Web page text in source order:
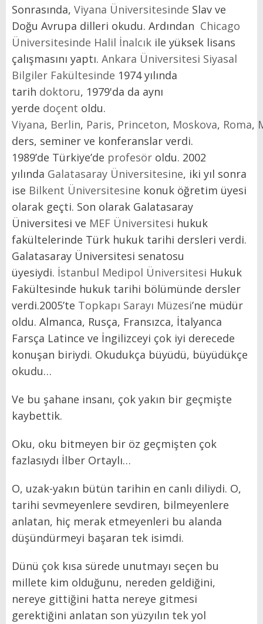
Sonrasında, Viyana Üniversitesinde Slav ve
Doğu Avrupa dilleri okudu. Ardından Chicago
Üniversitesinde Halil İnalcık ile yüksek lisans
çalışmasını yaptı. Ankara Üniversitesi Siyasal
Bilgiler Fakültesinde 1974 yılında
tarih doktoru, 1979'da da aynı
yerde doçent oldu.
Viyana, Berlin, Paris, Princeton, Moskova, Roma,
ders, seminer ve konferanslar verdi.
1989’de Türkiye’de profesör oldu. 2002
yılında Galatasaray Üniversitesine, iki yıl sonra
ise Bilkent Üniversitesine konuk öğretim üyesi
olarak geçti. Son olarak Galatasaray
Üniversitesi ve MEF Üniversitesi hukuk
fakültelerinde Türk hukuk tarihi dersleri verdi.
Galatasaray Üniversitesi senatosu
üyesiydi. İstanbul Medipol Üniversitesi Hukuk
Fakültesinde hukuk tarihi bölümünde dersler
verdi.2005’te Topkapı Sarayı Müzesi’ne müdür
oldu. Almanca, Rusça, Fransızca, İtalyanca
Farsça Latince ve İngilizceyi çok iyi derecede
konuşan biriydi. Okudukça büyüdü, büyüdükçe
okudu…
Ve bu şahane insanı, çok yakın bir geçmişte
kaybettik.
Oku, oku bitmeyen bir öz geçmişten çok
fazlasıydı İlber Ortaylı…
O, uzak-yakın bütün tarihin en canlı diliydi. O,
tarihi sevmeyenlere sevdiren, bilmeyenlere
anlatan, hiç merak etmeyenleri bu alanda
düşündürmeyi başaran tek isimdi.
Dünü çok kısa sürede unutmayı seçen bu
millete kim olduğunu, nereden geldiğini,
nereye gittiğini hatta nereye gitmesi
gerektiğini anlatan son yüzyılın tek yol